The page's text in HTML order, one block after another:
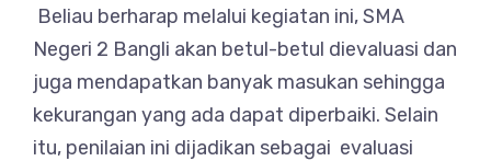
Beliau berharap melalui kegiatan ini, SMA
Negeri 2 Bangli akan betul-betul dievaluasi dan
juga mendapatkan banyak masukan sehingga
kekurangan yang ada dapat diperbaiki. Selain
itu, penilaian ini dijadikan sebagai evaluasi